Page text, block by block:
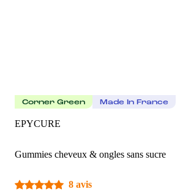
Corner Green Made In France
EPYCURE
Gummies cheveux & ongles sans sucre
8 avis